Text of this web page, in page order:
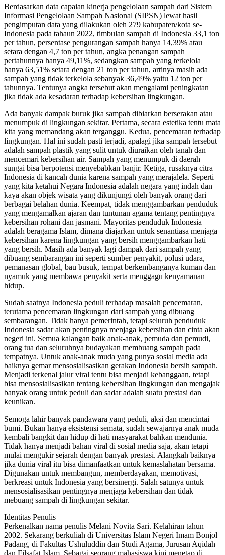
Berdasarkan data capaian kinerja pengelolaan sampah dari Sistem
Informasi Pengelolaan Sampah Nasional (SIPSN) lewat hasil
pengimputan data yang dilakukan oleh 279 kabupaten/kota se-
Indonesia pada tahaun 2022, timbulan sampah di Indonesia 33,1 ton
per tahun, persentase pengurangan sampah hanya 14,39% atau
setara dengan 4,7 ton per tahun, angka penangan sampah
pertahunnya hanya 49,11%, sedangkan sampah yang terkelola
hanya 63,51% setara dengan 21 ton per tahun, artinya masih ada
sampah yang tidak terkelola sebanyak 36,49% yaitu 12 ton per
tahunnya. Tentunya angka tersebut akan mengalami peningkatan
jika tidak ada kesadaran terhadap kebersihan lingkungan.
Ada banyak dampak buruk jika sampah dibiarkan berserakan atau
menumpuk di lingkungan sekitar. Pertama, secara estetika tentu mata
kita yang memandang akan terganggu. Kedua, pencemaran terhadap
lingkungan. Hal ini sudah pasti terjadi, apalagi jika sampah tersebut
adalah sampah plastik yang sulit untuk diuraikan oleh tanah dan
mencemari kebersihan air. Sampah yang menumpuk di daerah
sungai bisa berpotensi menyebabkan banjir. Ketiga, rusaknya citra
Indonesia di kancah dunia karena sampah yang merajalela. Seperti
yang kita ketahui Negara Indonesia adalah negara yang indah dan
kaya akan objek wisata yang dikunjungi oleh banyak orang dari
berbagai belahan dunia. Keempat, tidak menggambarkan penduduk
yang mengamalkan ajaran dan tuntunan agama tentang pentingnya
kebersihan rohani dan jasmani. Mayoritas penduduk Indonesia
adalah beragama Islam, dimana diajarkan untuk senantiasa menjaga
kebersihan karena lingkungan yang bersih menggambarkan hati
yang bersih. Masih ada banyak lagi dampak dari sampah yang
dibuang sembarangan ini seperti sumber penyakit, polusi udara,
pemanasan global, bau busuk, tempat berkembanganya kuman dan
nyamuk yang membawa penyakit serta menggagu kenyamanan
hidup.
Sudah saatnya Indonesia peduli terhadap masalah pencemaran,
terutama pencemaran lingkungan dari sampah yang dibuang
sembarangan. Tidak hanya pemerintah, tetapi seluruh penduduk
Indonesia sadar akan pentingnya menjaga kebersihan dan cinta akan
negeri ini. Semua kalangan baik anak-anak, pemuda dan pemudi,
orang tua dan seluruhnya budayakan membuang sampah pada
tempatnya. Untuk anak-anak muda yang punya sosial media ada
baiknya gemar mensosialisasikan gerakan Indonesia bersih sampah.
Menjadi terkenal jalur viral tentu bisa menjadi kebanggaan, tetapi
bisa mensosialisasikan tentang kebersihan lingkungan dan mengajak
banyak orang untuk peduli dan sadar adalah suatu prestasi dan
keunikan.
Semoga lahir banyak pandawara yang peduli, aksi dan mencintai
bumi. Bukan hanya eksistensi semata, sudah sewajarnya anak muda
kembali bangkit dan hidup di hati masyarakat bahkan mendunia.
Tidak hanya menjadi bahan viral di sosial media saja, akan tetapi
mulai mengukir sejarah dengan banyak prestasi. Alangkah baiknya
jika dunia viral itu bisa dimanfaatkan untuk kemaslahatan bersama.
Digunakan untuk membangun, memberdayakan, memotivasi,
berkreasi untuk Indonesia yang bersinergi. Salah satunya untuk
mensosialisasikan pentingnya menjaga kebersihan dan tidak
mebuang sampah di lingkungan sekitar.
Identitas Penulis
Perkenalkan nama penulis Melani Novita Sari. Kelahiran tahun
2002. Sekarang berkuliah di Universitas Islam Negeri Imam Bonjol
Padang, di Fakultas Ushuluddin dan Studi Agama, Jurusan Aqidah